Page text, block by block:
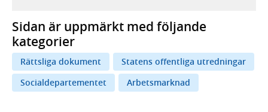
Sidan är uppmärkt med följande
kategorier
Rättsliga dokument
Statens offentliga utredningar
Socialdepartementet
Arbetsmarknad